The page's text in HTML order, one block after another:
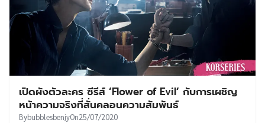
เปิดผังตัวละคร ซีรีส์ ‘Flower of Evil’ กับการเผชิญ
หน้าความจริงที่สั่นคลอนความสัมพันธ์
BybubblesbenjyOn25/07/2020